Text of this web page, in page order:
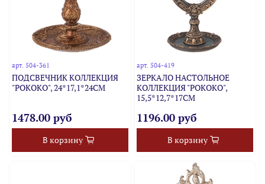
арт.504-361
ПОДСВЕЧНИК КОЛЛЕКЦИЯ
"РОКОКО", 24*17,1*24CM
1478.00 руб
В корзину
арт. 504-419
ЗЕРКАЛО НАСТОЛЬНОЕ
КОЛЛЕКЦИЯ "РОКОКО",
15,5*12,7*17CM
1196.00 руб
В корзину